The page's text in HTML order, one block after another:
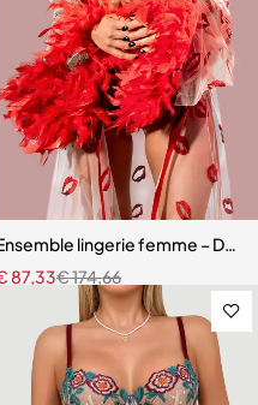
noir avec corset à lacets
lingerie femme –
€174,66
87,33